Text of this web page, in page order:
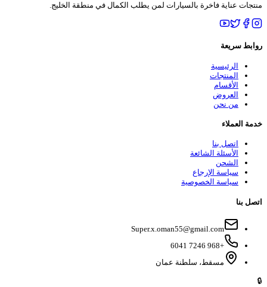
منتجات عناية فاخرة بالسيارات لمن يطلب الكمال في منطقة الخليج.
روابط سريعة
الرئيسية
المنتجات
الأقسام
العروض
من نحن
خدمة العملاء
اتصل بنا
الأسئلة الشائعة
الشحن
سياسة الإرجاع
سياسة الخصوصية
اتصل بنا
Super.x.oman55@gmail.com
+968 7246 6041
مسقط، سلطنة عمان
🔒